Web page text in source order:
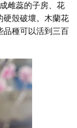
雌蕊的子房、花
硬殼破壞。木蘭花
品種可以活到三百